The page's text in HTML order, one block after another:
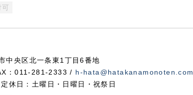
可
央区北一条東1丁目6番地
：011-281-2333 / h-hata@hatakanamonoten.com
休日：土曜日・日曜日・祝祭日